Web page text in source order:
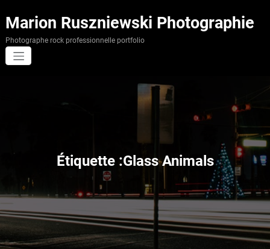
au
contenu
Marion Ruszniewski Photographie
Photographe rock professionnelle portfolio
Étiquette :Glass Animals